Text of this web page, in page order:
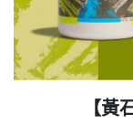
【黃